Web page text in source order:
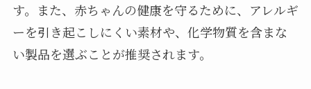
す。また、赤ちゃんの健康を守るために、アレルギ
ーを引き起こしにくい素材や、化学物質を含まな
い製品を選ぶことが推奨されます。